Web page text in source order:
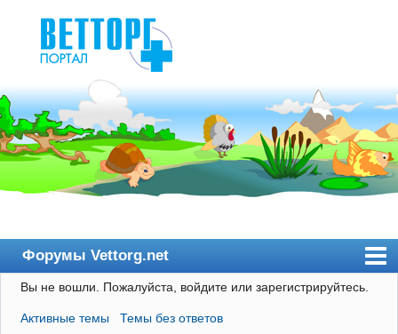
Форумы Vettorg.net
Главная
Пользователи
Вы не вошли. Пожалуйста, войдите или зарегистрируйтесь.
Активные темы Темы без ответов